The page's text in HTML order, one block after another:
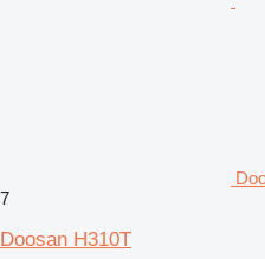
7
Doosan H310T